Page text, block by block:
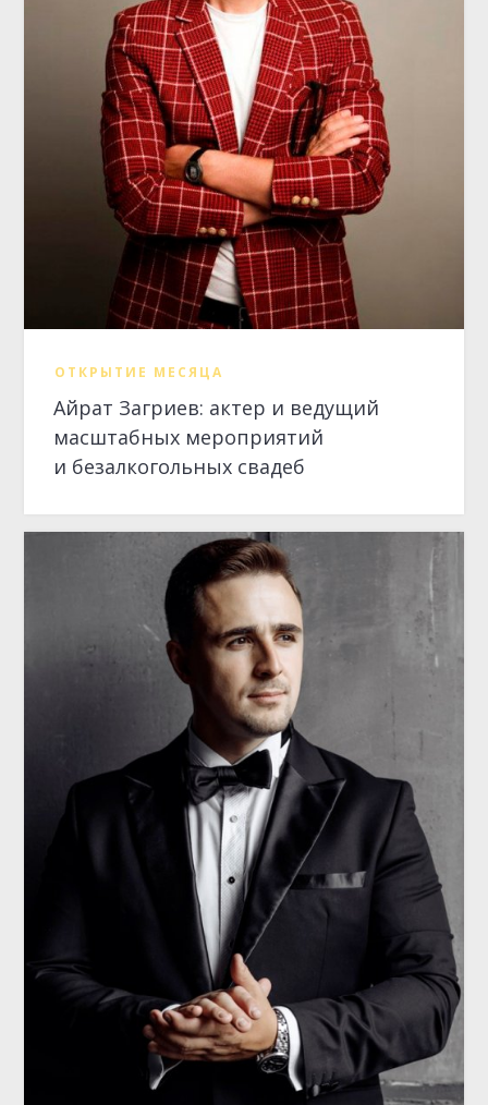
ОТКРЫТИЕ МЕСЯЦА
Айрат Загриев: актер и ведущий
масштабных мероприятий
и безалкогольных свадеб
ОТКРЫТИЕ МЕСЯЦА
Ведущий Сергей Веслополов:
галантность и обаяние